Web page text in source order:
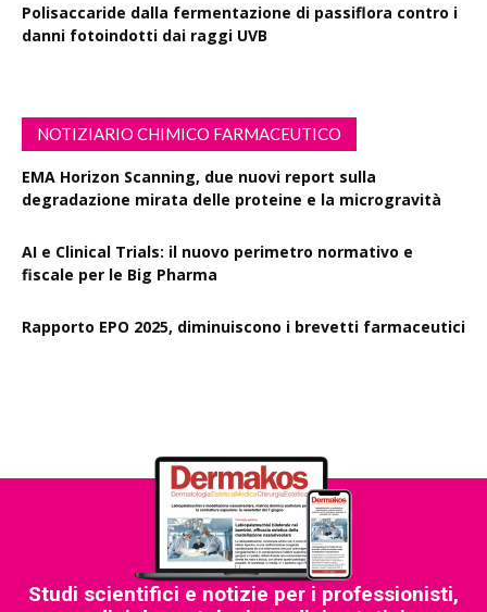
Polisaccaride dalla fermentazione di passiflora contro i
danni fotoindotti dai raggi UVB
NOTIZIARIO CHIMICO FARMACEUTICO
EMA Horizon Scanning, due nuovi report sulla
degradazione mirata delle proteine e la microgravità
AI e Clinical Trials: il nuovo perimetro normativo e
fiscale per le Big Pharma
Rapporto EPO 2025, diminuiscono i brevetti farmaceutici
Studi scientifici e notizie per i professionisti,